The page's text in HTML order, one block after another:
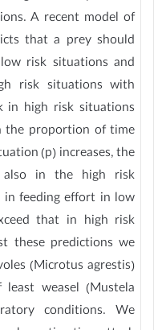
A recent model of
that a prey should
risk situations and
risk situations with
in high risk situations
the proportion of time
(p) increases, the
in the high risk
in feeding effort in low
that in high risk
these predictions we
(Microtus agrestis)
weasel (Mustela
conditions. We